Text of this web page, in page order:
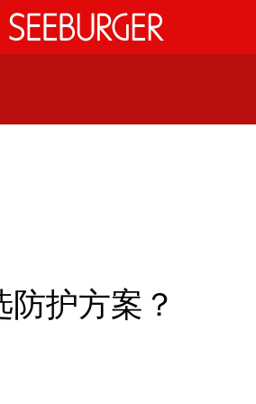
护方案？